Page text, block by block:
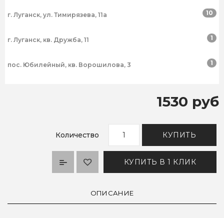
г. Луганск, ул. Тимирязева, 11а 10
г. Луганск, кв. Дружба, 11 1
пос. Юбилейный, кв. Ворошилова, 3 1
1530 руб
Количество КУПИТЬ
КУПИТЬ В 1 КЛИК
ОПИСАНИЕ